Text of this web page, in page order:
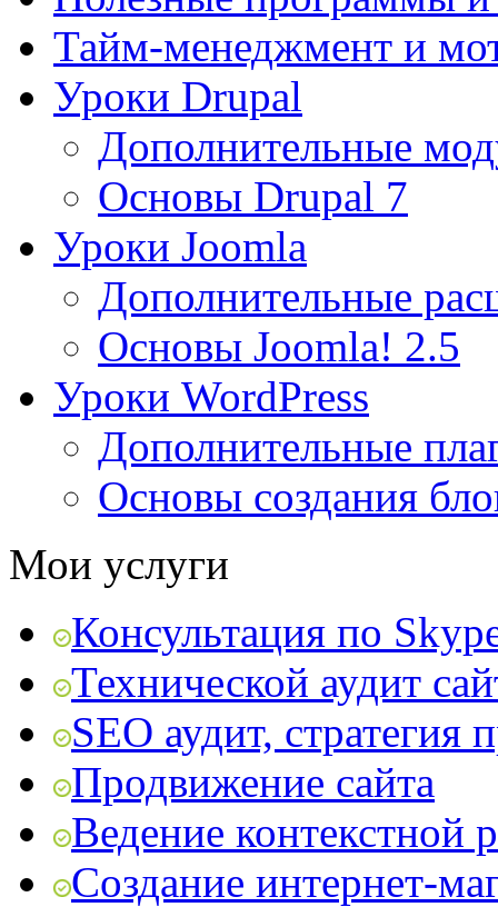
Тайм-менеджмент и
Уроки Drupal
Дополнительные
Основы Drupal 7
Уроки Joomla
Дополнительные
Основы Joomla! 2.5
Уроки WordPress
Дополнительные
Основы создания
Мои услуги
Консультация по
Технической аудит
SEO аудит, стратегия
Продвижение сайта
Ведение контекстной
Создание интернет-